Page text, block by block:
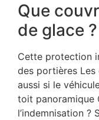
Que
de glace ?
Cette protection
des portières Les
aussi si le
toit panoramique
l’indemnisation ?